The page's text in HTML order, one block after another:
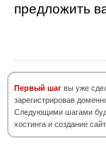
предложить
Первый шаг вы уже
зарегистрировав
Следующими шагами
хостинга и создание